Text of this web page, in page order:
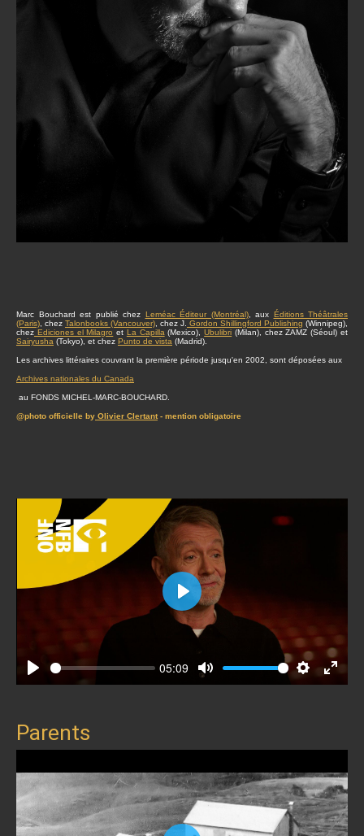
Marc Bouchard est publié chez Leméac Éditeur (Montréal), aux Éditions Théâtrales
(Paris) , chez Talonbooks (Vancouver) , chez J. Gordon Shillingford Publishing (Winnipeg),
chez Ediciones el Milagro et La Capilla (Mexico),Ubulibri (Milan), chez ZAMZ (Séoul) et
Sairyusha (Tokyo), et chez Punto de vista (Madrid).
Les archives littéraires couvrant la première période jusqu'en 2002, sont déposées aux
Archives nationales du Canada
au FONDS MICHEL-MARC-BOUCHARD.
@photo officielle by Olivier Clertant- mention obligatoire
Play
05:09
Mute SettingsEnter
Play
Parents